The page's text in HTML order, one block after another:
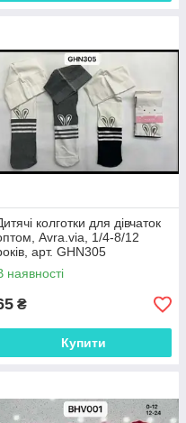
колготки для дівчаток
Avra.via, 1/4-8/12
арт. GHN305
наявності
₴
Купити